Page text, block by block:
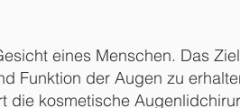
eines Menschen. Das
Funktion der Augen zu
kosmetische